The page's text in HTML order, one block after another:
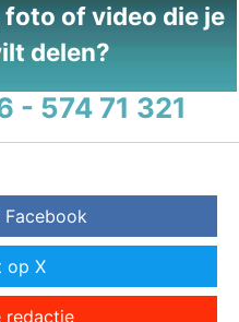
foto of video die je
delen?
- 574 71 321
Facebook
op X
redactie